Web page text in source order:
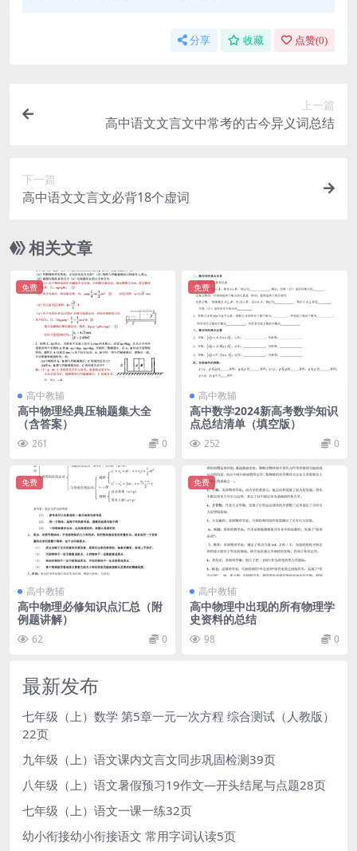
分享 收藏 点赞(0)
上一篇
高中语文文言文中常考的古今异义词总结
下一篇
高中语文文言文必背18个虚词
相关文章
免费
高中教辅
高中物理经典压轴题集大全
（含答案）
261 0
免费
高中教辅
高中数学2024新高考数学知识
点总结清单（填空版）
252 0
免费
高中教辅
高中物理必修知识点汇总（附
例题讲解）
62 0
免费
高中教辅
高中物理中出现的所有物理学
史资料的总结
98 0
最新发布
七年级（上）数学 第5章一元一次方程 综合测试（人教版）
22页
九年级（上）语文课内文言文同步巩固检测39页
八年级（上）语文暑假预习19作文—开头结尾与点题28页
七年级（上）语文一课一练32页
幼小衔接幼小衔接语文 常用字词认读5页